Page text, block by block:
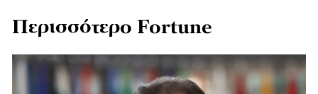
Περισσότερο Fortune